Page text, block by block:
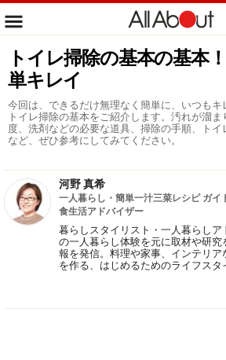
トイレ掃除の基本の基本
単キレイ
今回は、できるだけ無理なく簡単に、いつも
トイレ掃除の基本をご紹介します。汚れが溜
度、洗剤などの必要な道具、掃除の手順、トイ
など、ぜひ参考にしてみてください。
河野 真希
一人暮らし・簡単一汁三菜レシピ ガイ
食生活アドバイザー
暮らしスタイリスト・一人暮らしア
の一人暮らし体験を元に取材や研
報を発信。料理や家事、インテリア
を作る、はじめるためのライフスタ